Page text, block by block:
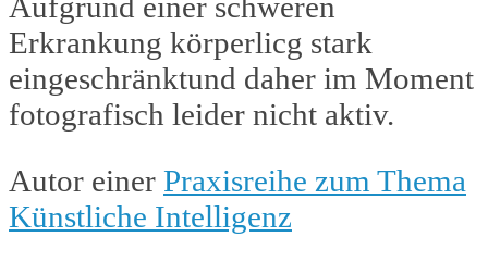
Erkrankung körperlicg stark
eingeschränktund daher im Moment
fotografisch leider nicht aktiv.
Autor einer Praxisreihe zum Thema
Künstliche Intelligenz